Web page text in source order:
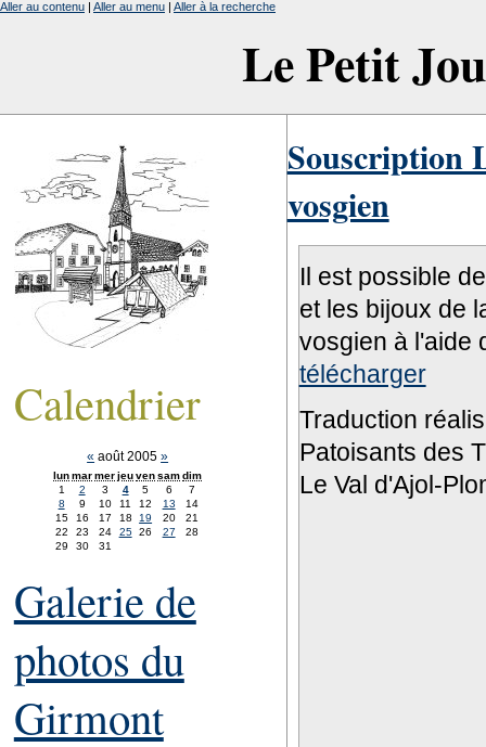
Le Petit
Aller au contenu | Aller au menu | Aller à la recherche
Souscription
vosgien
Il est possible
et les bijoux de
vosgien à l'aide
télécharger
Traduction
Patoisants des
Le Val d'Ajol-
Calendrier
« août 2005»
lunmarmerjeuvensamdim
1
2 3 4 5 6
7
8
9 10 11 12 13
14
15
16 17 18 19 20
21
22
23 24 25 26 27
28
29
30 31
Galerie de
photos du
Girmont